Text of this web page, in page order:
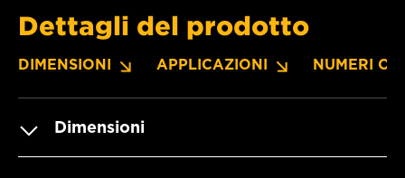
Dettagli del prodotto
DIMENSIONI APPLICAZIONI NUMERI OE
Dimensioni